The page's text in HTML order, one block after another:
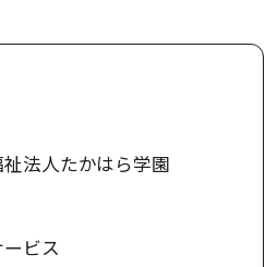
法人たかはら学園
ビス